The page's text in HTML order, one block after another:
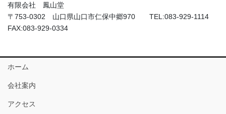
有限会社 鳳山堂
〒753-0302 山口県山口市仁保中郷970 TEL:083-929-1114
FAX:083-929-0334
ホーム
会社案内
アクセス